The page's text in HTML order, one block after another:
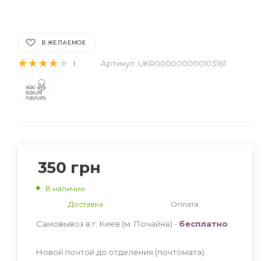
В ЖЕЛАЕМОЕ
1 Артикул: UKR000000000103161
350 грн
В наличии
Доставка
Оплата
Самовывоз в г. Киев (м. Почайна) - бесплатно
Новой почтой до отделения (почтомата):